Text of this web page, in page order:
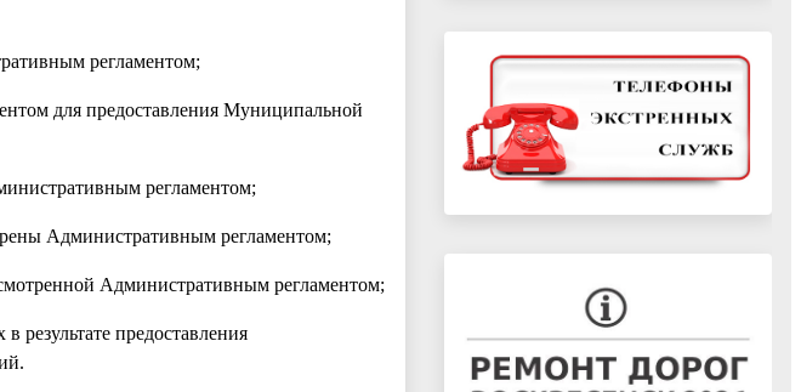
регламентом;
для предоставления Муниципальной
регламентом;
Административным регламентом;
Административным регламентом;
предоставления